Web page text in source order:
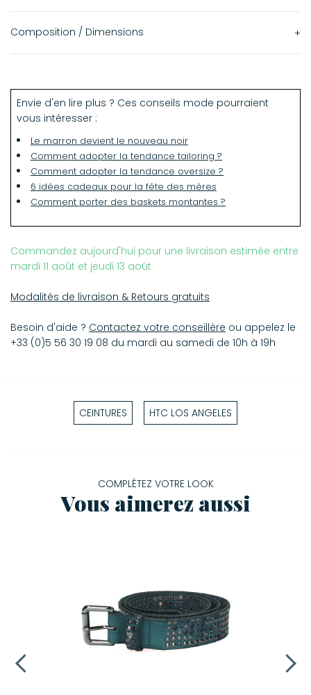
Composition / Dimensions
Envie d'en lire plus ? Ces conseils mode pourraient
vous intéresser :
Le marron devient le nouveau noir
Comment adopter la tendance tailoring ?
Comment adopter la tendance oversize ?
6 idées cadeaux pour la fête des mères
Comment porter des baskets montantes ?
Commandez aujourd'hui pour une livraison estimée entre
mardi 11 août et jeudi 13 août
Modalités de livraison & Retours gratuits
Besoin d'aide ? Contactez votre conseillère ou appelez le
+33 (0)5 56 30 19 08 du mardi au samedi de 10h à 19h
CEINTURES HTC LOS ANGELES
COMPLÉTEZ VOTRE LOOK
Vous aimerez aussi